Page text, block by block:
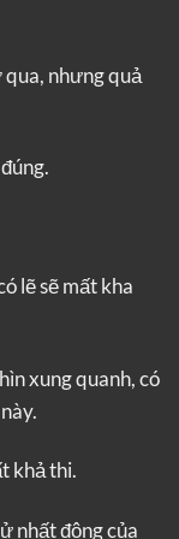
qua, nhưng quả
lẽ sẽ mất kha
xung quanh, có
khả thi.
nhất động của